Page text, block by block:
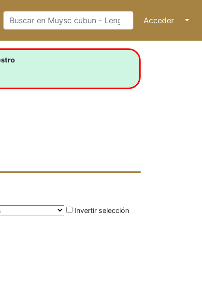
Acceder ↓
Invertir selección